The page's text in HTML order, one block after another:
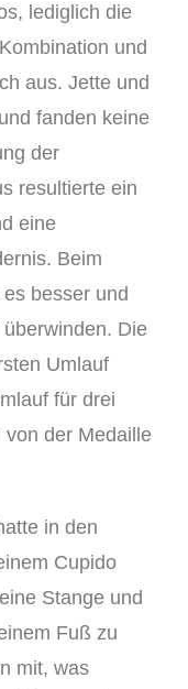
lediglich die
und
aus. Jette und
fanden keine
der
resultierte ein
eine
Beim
besser und
Die
Umlauf
für drei
von der Medaille
in den
Cupido
Stange und
Fuß zu
mit, was